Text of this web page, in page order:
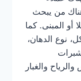
من يبحث
المبنى. كما
نوع الدهان،
والغبار